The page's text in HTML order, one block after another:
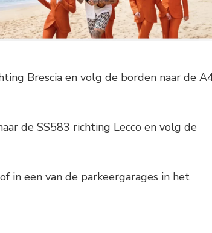
Brescia en volg de borden naar de
de SS583 richting Lecco en volg de
in een van de parkeergarages in het